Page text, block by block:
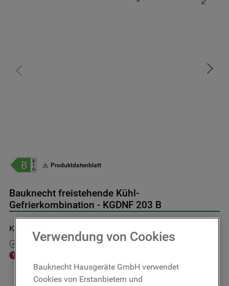
Produktdatenblatt
Bauknecht freistehende Kühl-
Gefrierkombination - KGDNF 203 B
KGDNF 203 B
10 Jahre Ersatzteilgarantie
Verwendung von Cookies
Bauknecht Hausgeräte GmbH verwendet
Cookies von Erstanbietern und